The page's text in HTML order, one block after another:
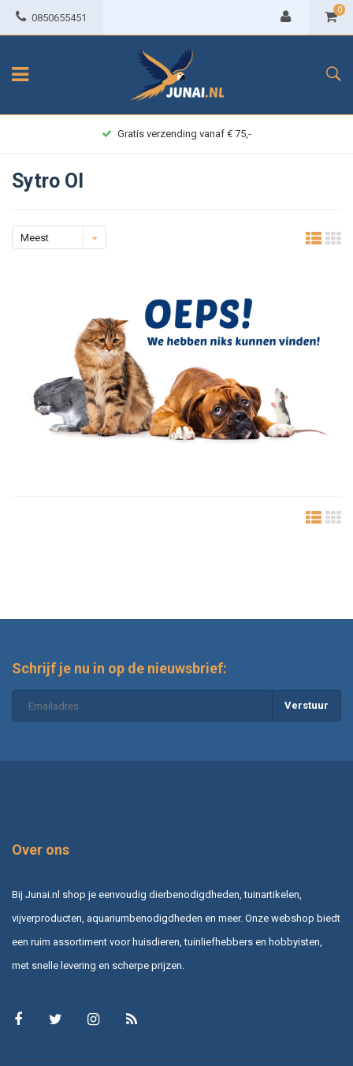
0850655451
0
Gratis verzending vanaf € 75,-
Sytro Ol
Meest
Schrijf je nu in op de nieuwsbrief:
Verstuur
Over ons
Bij Junai.nl shop je eenvoudig dierbenodigdheden, tuinartikelen,
vijverproducten, aquariumbenodigdheden en meer. Onze webshop biedt
een ruim assortiment voor huisdieren, tuinliefhebbers en hobbyisten,
met snelle levering en scherpe prijzen.